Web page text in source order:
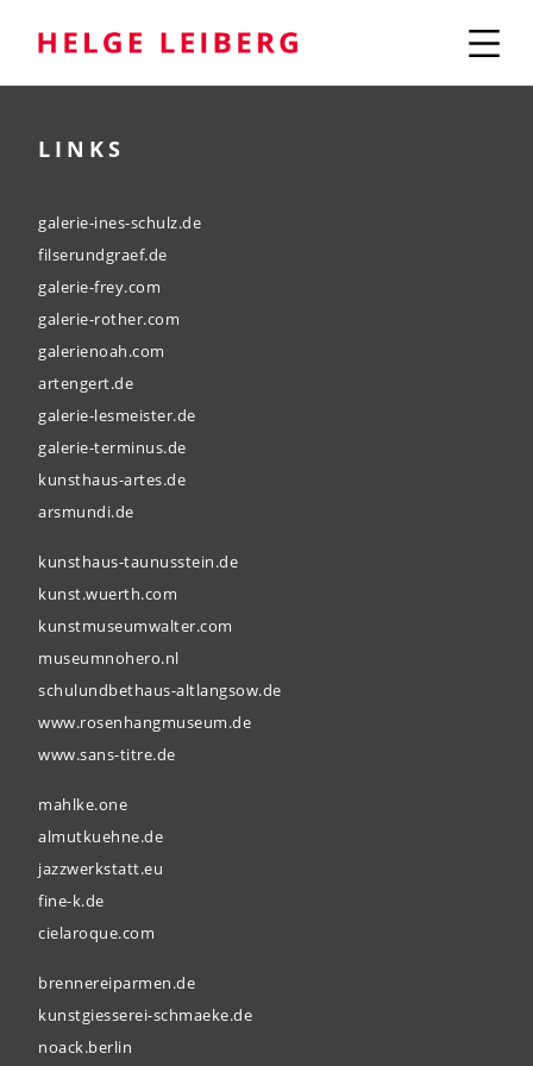
LINKS
galerie-ines-schulz.de
filserundgraef.de
galerie-frey.com
galerie-rother.com
galerienoah.com
artengert.de
galerie-lesmeister.de
galerie-terminus.de
kunsthaus-artes.de
arsmundi.de
kunsthaus-taunusstein.de
kunst.wuerth.com
kunstmuseumwalter.com
museumnohero.nl
schulundbethaus-altlangsow.de
www.rosenhangmuseum.de
www.sans-titre.de
mahlke.one
almutkuehne.de
jazzwerkstatt.eu
fine-k.de
cielaroque.com
brennereiparmen.de
kunstgiesserei-schmaeke.de
noack.berlin